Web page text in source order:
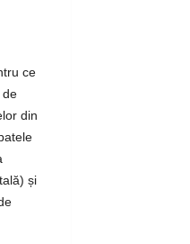
ce
de
din
și